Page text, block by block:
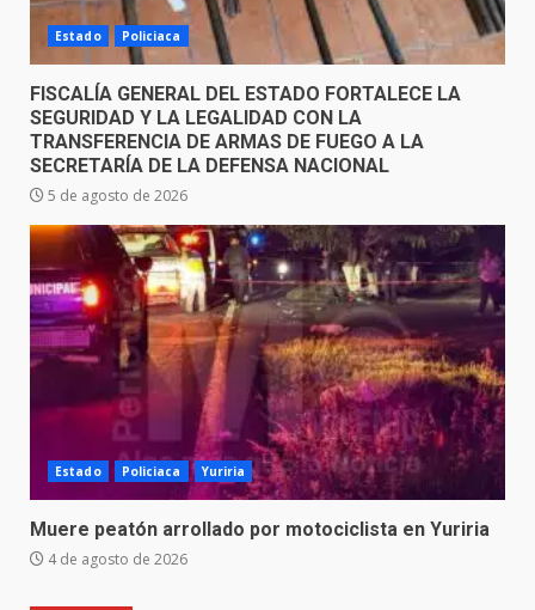
Estado Policiaca
FISCALÍA GENERAL DEL ESTADO FORTALECE LA
SEGURIDAD Y LA LEGALIDAD CON LA
TRANSFERENCIA DE ARMAS DE FUEGO A LA
SECRETARÍA DE LA DEFENSA NACIONAL
5 de agosto de 2026
Estado Policiaca Yuriria
Muere peatón arrollado por motociclista en Yuriria
4 de agosto de 2026